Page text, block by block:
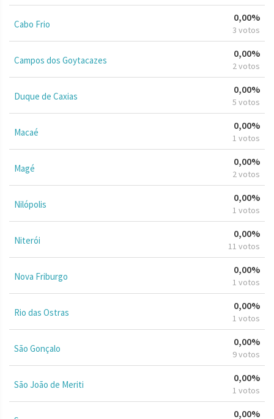
Cabo Frio
0,00%
3 votos
Campos dos Goytacazes
0,00%
2 votos
Duque de Caxias
0,00%
5 votos
Macaé
0,00%
1 votos
Magé
0,00%
2 votos
Nilópolis
0,00%
1 votos
Niterói
0,00%
11 votos
Nova Friburgo
0,00%
1 votos
Rio das Ostras
0,00%
1 votos
São Gonçalo
0,00%
9 votos
São João de Meriti
0,00%
1 votos
0,00%